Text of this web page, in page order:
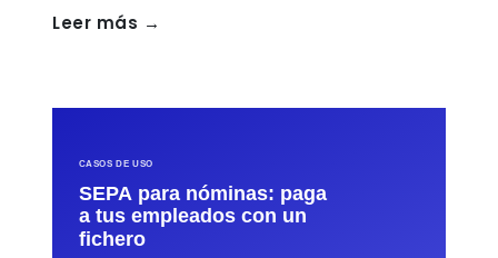
Leer más →